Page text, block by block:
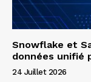
Snowflake et
données unifié
24 Juillet 2026